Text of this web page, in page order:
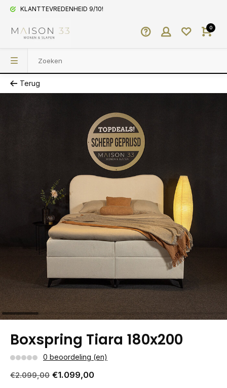
KLANTTEVREDENHEID 9/10!
0
Terug
Boxspring Tiara 180x200
0 beoordeling (en)
€2.099,00 €1.099,00